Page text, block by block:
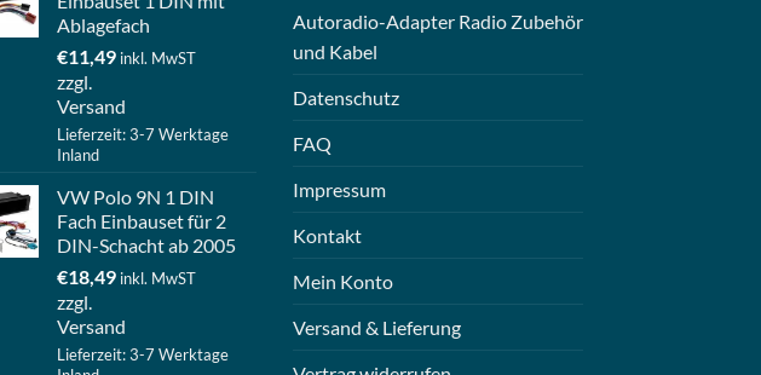
Ablagefach
€11,49 inkl. MwST
zzgl.
Versand
Lieferzeit: 3-7 Werktage
Inland
VW Polo 9N 1 DIN
Fach Einbauset für 2
DIN-Schacht ab 2005
€18,49 inkl. MwST
zzgl.
Versand
Lieferzeit: 3-7 Werktage
Autoradio-Adapter Radio Zubehör
und Kabel
Datenschutz
FAQ
Impressum
Kontakt
Mein Konto
Versand & Lieferung